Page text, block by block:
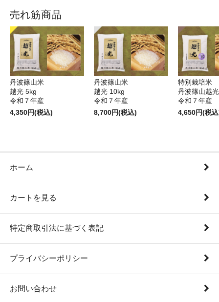
売れ筋商品
丹波篠山米
越光 5kg
令和７年産
4,350円(税込)
丹波篠山米
越光 10kg
令和７年産
8,700円(税込)
特別栽培米
丹波篠山越
令和７年産
4,650円(税
ホーム
カートを見る
特定商取引法に基づく表記
プライバシーポリシー
お問い合わせ